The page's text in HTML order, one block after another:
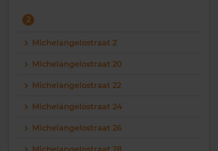
2
Michelangelostraat 2
Michelangelostraat 20
Michelangelostraat 22
Michelangelostraat 24
Michelangelostraat 26